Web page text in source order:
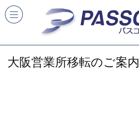
大阪営業所移転のご案内